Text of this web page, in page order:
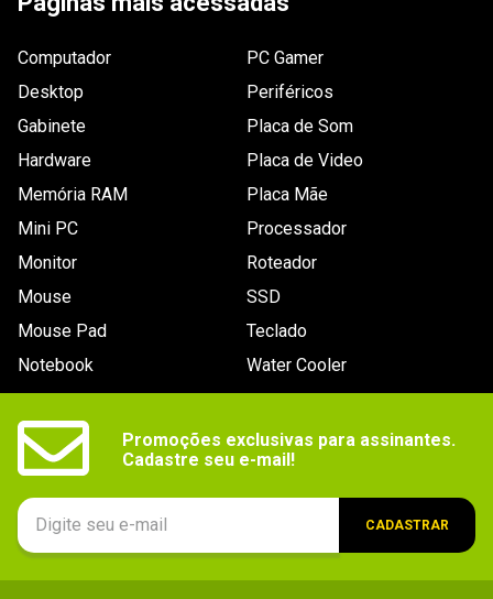
Computador
Desktop
Gabinete
Hardware
Memória RAM
Mini PC
Monitor
Mouse
Mouse Pad
Notebook
PC Gamer
Periféricos
Placa de Som
Placa de Video
Placa Mãe
Processador
Roteador
SSD
Teclado
Water Cooler
Promoções exclusivas para assinantes.
Cadastre seu e-mail!
CADASTRAR